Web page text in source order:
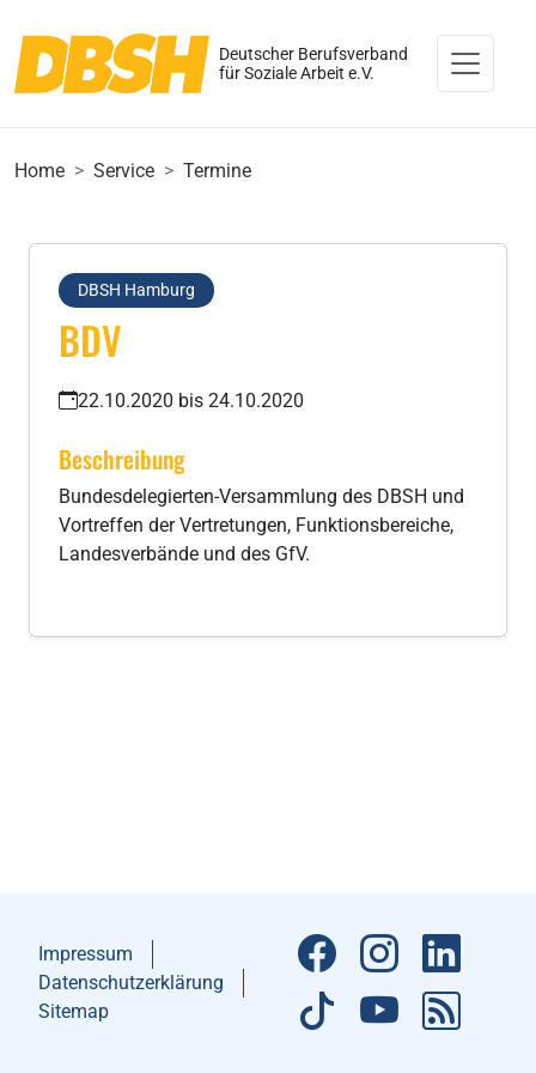
Deutscher Berufsverband
für Soziale Arbeit e.V.
Home Service Termine
DBSH Hamburg
BDV
22.10.2020 bis 24.10.2020
Beschreibung
Bundesdelegierten-Versammlung des DBSH und
Vortreffen der Vertretungen, Funktionsbereiche,
Landesverbände und des GfV.
Impressum
Datenschutzerklärung
Sitemap